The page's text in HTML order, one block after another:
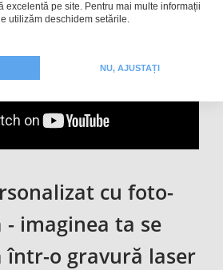
cu foto-
- imaginea ta se
o gravură laser
excelentă pe site. Pentru mai multe informații
utilizăm deschidem setările.
NU, AJUSTAȚI